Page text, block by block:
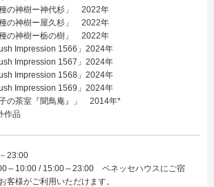
種の神樹ー神代杉」 2022年
種の神樹ー屋久杉」 2022年
種の神樹ー栃の樹」 2022年
Impression 1566」2024年
Impression 1567」2024年
Impression 1568」2024年
Impression 1569」2024年
子の茶室『聞鳥庵』」 2014年*
作品
23:00
～10:00 / 15:00～23:00 ベネッセハウスにご宿
客様がご利用いただけます。